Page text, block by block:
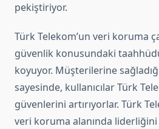
pekiştiriyor.
Türk Telekom’un veri koruma
güvenlik konusundaki
koyuyor. Müşterilerine
sayesinde, kullanıcılar Türk
güvenlerini artırıyorlar. Türk
veri koruma alanında